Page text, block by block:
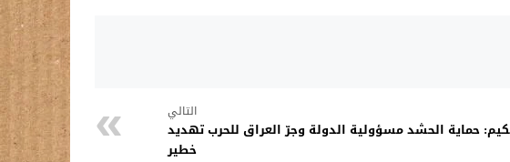
التالي
حماية الحشد مسؤولية الدولة وجرّ العراق للحرب تهديد
خطير